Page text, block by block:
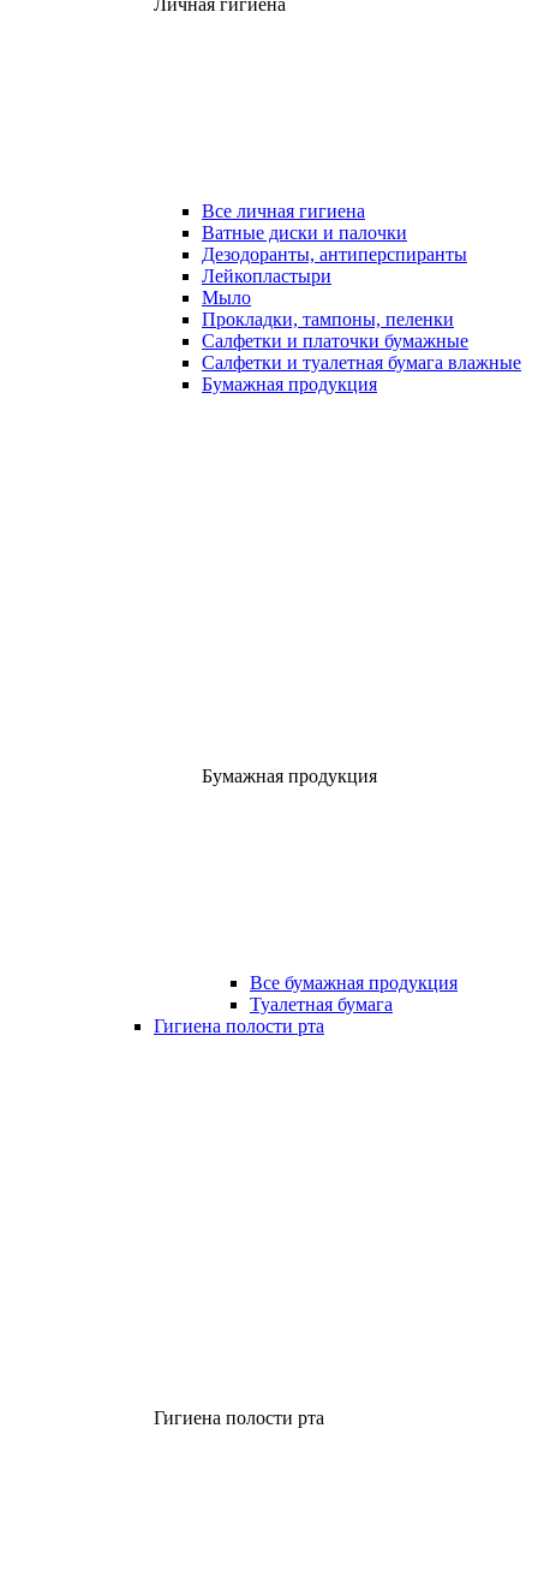
Личная гигиена
Все личная гигиена
Ватные диски и палочки
Дезодоранты, антиперспиранты
Лейкопластыри
Мыло
Прокладки, тампоны, пеленки
Салфетки и платочки бумажные
Салфетки и туалетная бумага влажные
Бумажная продукция
Бумажная продукция
Все бумажная продукция
Туалетная бумага
Гигиена полости рта
Гигиена полости рта